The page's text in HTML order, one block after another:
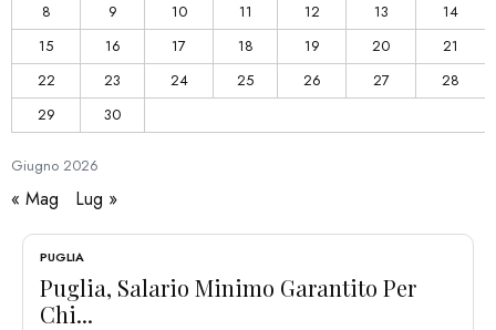
Giugno 2026
8
9 10 11 12 13
14
15
16 17 18 19 20
21
22
23 24 25 26 27
28
29
30
« Mag Lug »
PUGLIA
Puglia, Salario Minimo Garantito Per
Chi...